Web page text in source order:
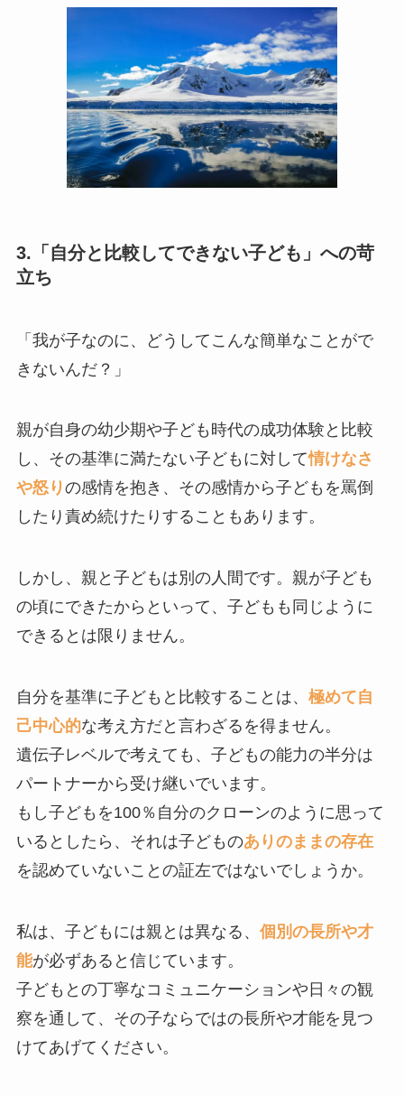
3.「自分と比較してできない子ども」への苛
立ち
「我が子なのに、どうしてこんな簡単なことがで
きないんだ？」
親が自身の幼少期や子ども時代の成功体験と比較
し、その基準に満たない子どもに対して情けなさ
や怒りの感情を抱き、その感情から子どもを罵倒
したり責め続けたりすることもあります。
しかし、親と子どもは別の人間です。親が子ども
の頃にできたからといって、子どもも同じように
できるとは限りません。
自分を基準に子どもと比較することは、 極めて自
己中心的な考え方だと言わざるを得ません。
遺伝子レベルで考えても、子どもの能力の半分は
パートナーから受け継いでいます。
もし子どもを100％自分のクローンのように思って
いるとしたら、それは子どものありのままの存在
を認めていないことの証左ではないでしょうか。
私は、子どもには親とは異なる、 個別の長所や才
能が必ずあると信じています。
子どもとの丁寧なコミュニケーションや日々の観
察を通して、その子ならではの長所や才能を見つ
けてあげてください。